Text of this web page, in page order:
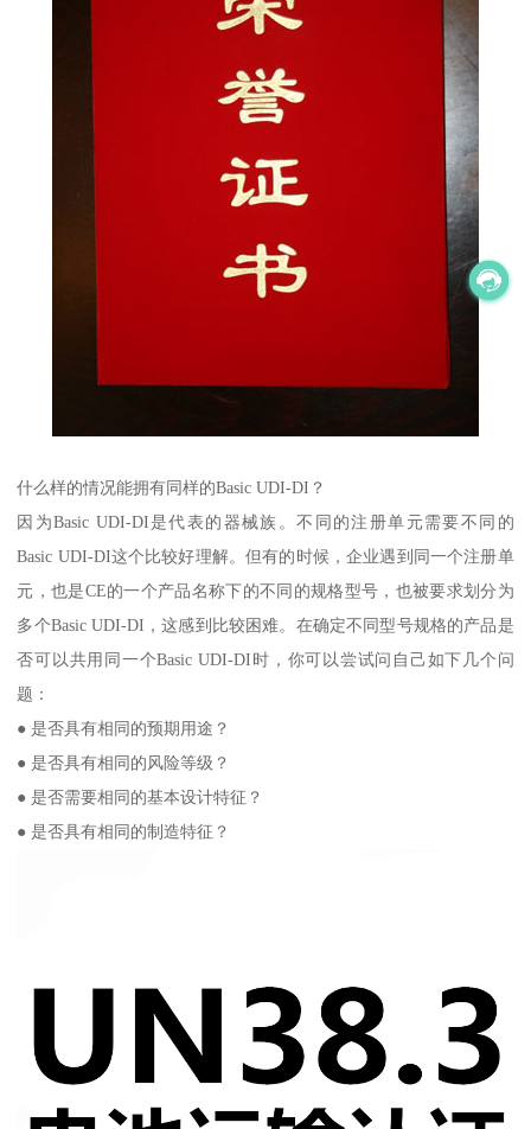
什么样的情况能拥有同样的Basic UDI-DI？
因为Basic UDI-DI是代表的器械族。不同的注册单元需要不同的
Basic UDI-DI这个比较好理解。但有的时候，企业遇到同一个注册单
元，也是CE的一个产品名称下的不同的规格型号，也被要求划分为
多个Basic UDI-DI，这感到比较困难。在确定不同型号规格的产品是
否可以共用同一个Basic UDI-DI时，你可以尝试问自己如下几个问
题：
● 是否具有相同的预期用途？
● 是否具有相同的风险等级？
● 是否需要相同的基本设计特征？
● 是否具有相同的制造特征？